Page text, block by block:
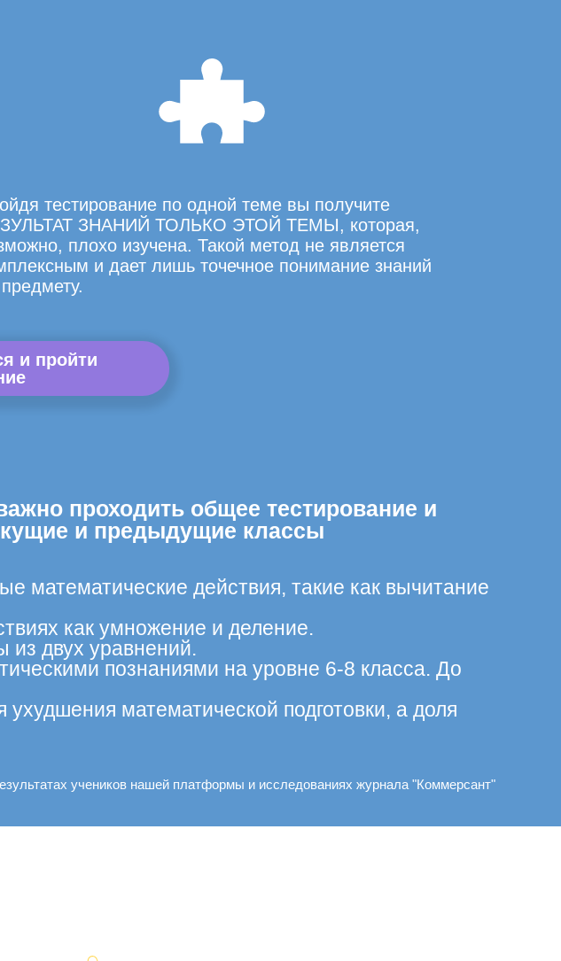
тестирование по одной теме вы получите
ЗНАНИЙ ТОЛЬКО ЭТОЙ ТЕМЫ, которая,
плохо изучена. Такой метод не является
и дает лишь точечное понимание знаний
и пройти
проходить общее тестирование и
и предыдущие классы
математические действия, такие как вычитание
как умножение и деление.
из двух уравнений.
познаниями на уровне 6-8 класса. До
математической подготовки, а доля
учеников нашей платформы и исследованиях журнала "Коммерсант"